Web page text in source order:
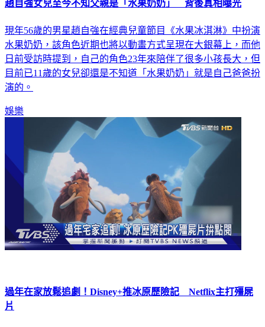
趙自強女兒至今不知父親是「水果奶奶」 背後真相曝光
現年56歲的男星趙自強在經典兒童節目《水果冰淇淋》中扮演
水果奶奶，該角色近期也將以動畫方式呈現在大銀幕上，而他
日前受訪時提到，自己的角色23年來陪伴了很多小孩長大，但
目前已11歲的女兒卻還是不知道「水果奶奶」就是自己爸爸扮
演的。
娛樂
過年在家放鬆追劇！Disney+推冰原歷險記 Netflix主打殭屍
片